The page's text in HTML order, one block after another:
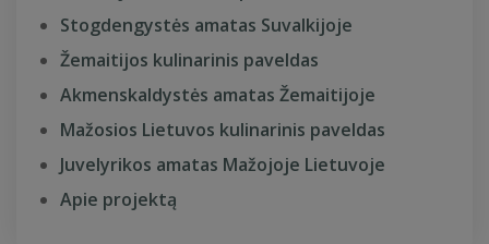
Stogdengystės amatas Suvalkijoje
Žemaitijos kulinarinis paveldas
Akmenskaldystės amatas Žemaitijoje
Mažosios Lietuvos kulinarinis paveldas
Juvelyrikos amatas Mažojoje Lietuvoje
Apie projektą